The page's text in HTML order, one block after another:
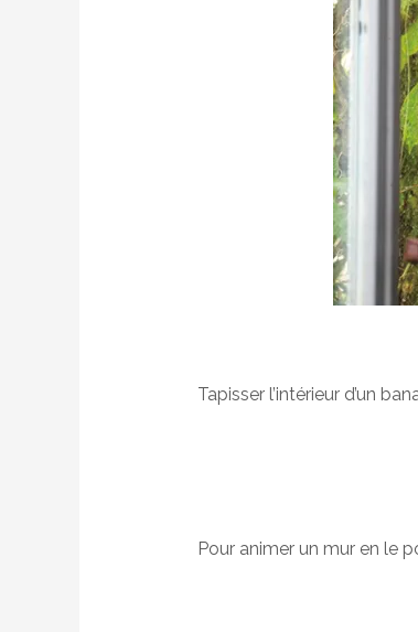
Tapisser l’intérieur d’un
Pour animer un mur en le